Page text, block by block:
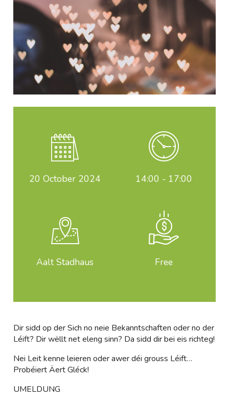
20 October 2024 14:00 - 17:00
Aalt Stadhaus Free
Dir sidd op der Sich no neie Bekanntschaften oder no der
Léift? Dir wëllt net eleng sinn? Da sidd dir bei eis richteg!
Nei Leit kenne leieren oder awer déi grouss Léift…
Probéiert Äert Gléck!
UMELDUNG